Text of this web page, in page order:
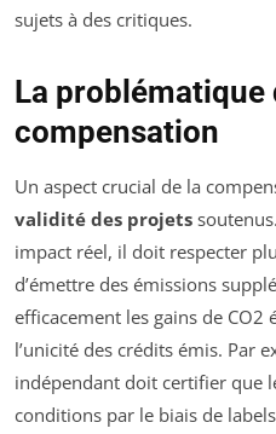
sujets à des critiques.
La problématique
compensation
Un aspect crucial de la
validité des projets
impact réel, il doit respecter
d’émettre des émissions
efficacement les gains de
l’unicité des crédits émis. Par
indépendant doit certifier que
conditions par le biais de